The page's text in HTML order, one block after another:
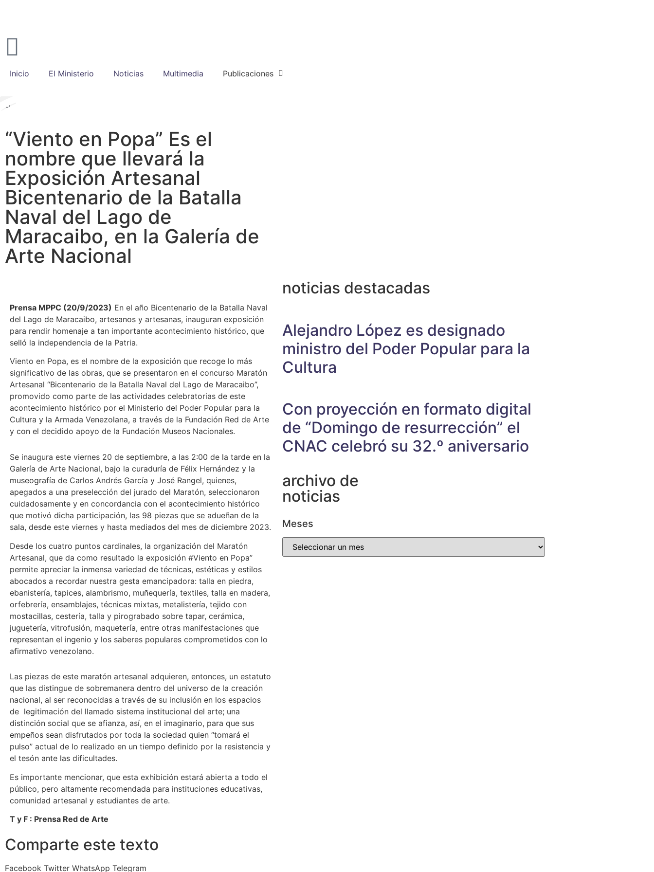
Inicio El Ministerio Noticias Multimedia Publicaciones
“Viento en Popa” Es el
nombre que llevará la
Exposición Artesanal
Bicentenario de la Batalla
Naval del Lago de
Maracaibo, en la Galería de
Arte Nacional
Prensa MPPC (20/9/2023) En el año Bicentenario de la Batalla Naval
del Lago de Maracaibo, artesanos y artesanas, inauguran exposición
para rendir homenaje a tan importante acontecimiento histórico, que
selló la independencia de la Patria.
Viento en Popa, es el nombre de la exposición que recoge lo más
significativo de las obras, que se presentaron en el concurso Maratón
Artesanal “Bicentenario de la Batalla Naval del Lago de Maracaibo”,
promovido como parte de las actividades celebratorias de este
acontecimiento histórico por el Ministerio del Poder Popular para la
Cultura y la Armada Venezolana, a través de la Fundación Red de Arte
y con el decidido apoyo de la Fundación Museos Nacionales.
Se inaugura este viernes 20 de septiembre, a las 2:00 de la tarde en la
Galería de Arte Nacional, bajo la curaduría de Félix Hernández y la
museografía de Carlos Andrés García y José Rangel, quienes,
apegados a una preselección del jurado del Maratón, seleccionaron
cuidadosamente y en concordancia con el acontecimiento histórico
que motivó dicha participación, las 98 piezas que se adueñan de la
sala, desde este viernes y hasta mediados del mes de diciembre 2023.
Desde los cuatro puntos cardinales, la organización del Maratón
Artesanal, que da como resultado la exposición #Viento en Popa”
permite apreciar la inmensa variedad de técnicas, estéticas y estilos
abocados a recordar nuestra gesta emancipadora: talla en piedra,
ebanistería, tapices, alambrismo, muñequería, textiles, talla en madera,
orfebrería, ensamblajes, técnicas mixtas, metalistería, tejido con
mostacillas, cestería, talla y pirograbado sobre tapar, cerámica,
juguetería, vitrofusión, maquetería, entre otras manifestaciones que
representan el ingenio y los saberes populares comprometidos con lo
afirmativo venezolano.
Las piezas de este maratón artesanal adquieren, entonces, un estatuto
que las distingue de sobremanera dentro del universo de la creación
nacional, al ser reconocidas a través de su inclusión en los espacios
de legitimación del llamado sistema institucional del arte; una
distinción social que se afianza, así, en el imaginario, para que sus
empeños sean disfrutados por toda la sociedad quien “tomará el
pulso” actual de lo realizado en un tiempo definido por la resistencia y
el tesón ante las dificultades.
Es importante mencionar, que esta exhibición estará abierta a todo el
público, pero altamente recomendada para instituciones educativas,
comunidad artesanal y estudiantes de arte.
T y F : Prensa Red de Arte
noticias destacadas
Alejandro López es designado
ministro del Poder Popular para la
Cultura
Con proyección en formato digital
de “Domingo de resurrección” el
CNAC celebró su 32.º aniversario
archivo de
noticias
Meses
Comparte este texto
Facebook Twitter WhatsApp Telegram